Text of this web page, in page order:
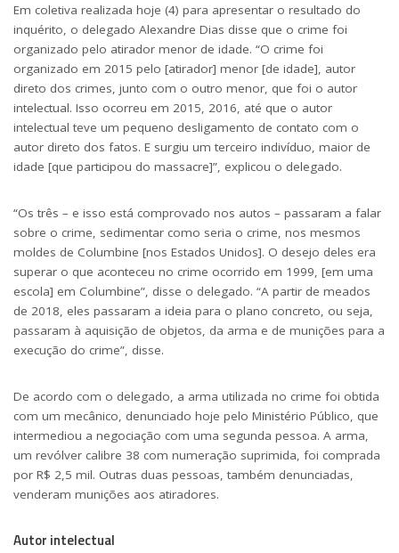
Em coletiva realizada hoje (4) para apresentar o resultado do
inquérito, o delegado Alexandre Dias disse que o crime foi
organizado pelo atirador menor de idade. “O crime foi
organizado em 2015 pelo [atirador] menor [de idade], autor
direto dos crimes, junto com o outro menor, que foi o autor
intelectual. Isso ocorreu em 2015, 2016, até que o autor
intelectual teve um pequeno desligamento de contato com o
autor direto dos fatos. E surgiu um terceiro indivíduo, maior de
idade [que participou do massacre]”, explicou o delegado.
“Os três – e isso está comprovado nos autos – passaram a falar
sobre o crime, sedimentar como seria o crime, nos mesmos
moldes de Columbine [nos Estados Unidos]. O desejo deles era
superar o que aconteceu no crime ocorrido em 1999, [em uma
escola] em Columbine”, disse o delegado. “A partir de meados
de 2018, eles passaram a ideia para o plano concreto, ou seja,
passaram à aquisição de objetos, da arma e de munições para a
execução do crime”, disse.
De acordo com o delegado, a arma utilizada no crime foi obtida
com um mecânico, denunciado hoje pelo Ministério Público, que
intermediou a negociação com uma segunda pessoa. A arma,
um revólver calibre 38 com numeração suprimida, foi comprada
por R$ 2,5 mil. Outras duas pessoas, também denunciadas,
venderam munições aos atiradores.
Autor intelectual